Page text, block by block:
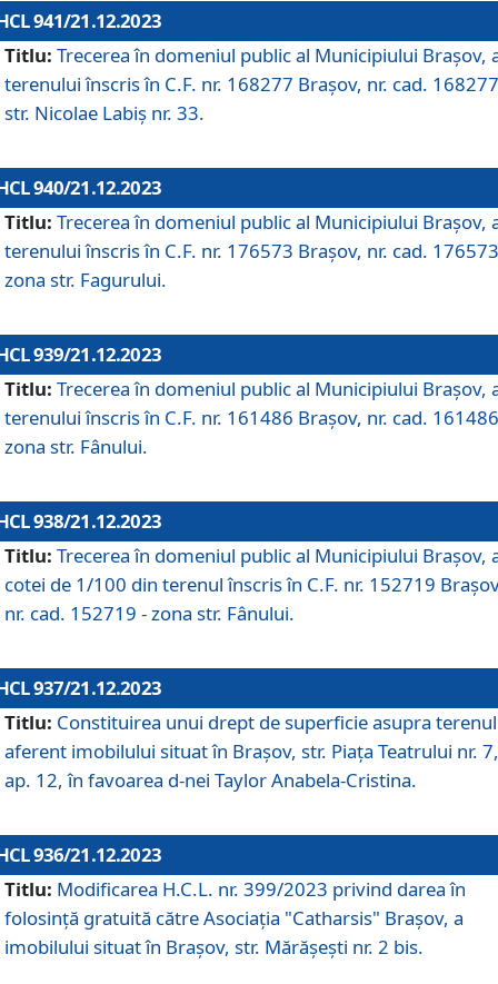
941/21.12.2023
Titlu: Trecerea în domeniul public al Municipiului Braşov,
terenului înscris în C.F. nr. 168277 Brașov, nr. cad.
str. Nicolae Labiș nr. 33.
940/21.12.2023
Titlu: Trecerea în domeniul public al Municipiului Braşov,
terenului înscris în C.F. nr. 176573 Brașov, nr. cad.
zona str. Fagurului.
939/21.12.2023
Titlu: Trecerea în domeniul public al Municipiului Braşov,
terenului înscris în C.F. nr. 161486 Brașov, nr. cad.
zona str. Fânului.
938/21.12.2023
Titlu: Trecerea în domeniul public al Municipiului Braşov,
cotei de 1/100 din terenul înscris în C.F. nr. 152719
nr. cad. 152719 - zona str. Fânului.
937/21.12.2023
Titlu: Constituirea unui drept de superficie asupra
aferent imobilului situat în Brașov, str. Piața Teatrului nr. 7,
ap. 12, în favoarea d-nei Taylor Anabela-Cristina.
936/21.12.2023
Titlu: Modificarea H.C.L. nr. 399/2023 privind darea în
folosinţă gratuită către Asociaţia "Catharsis" Brașov, a
imobilului situat în Braşov, str. Mărăşeşti nr. 2 bis.